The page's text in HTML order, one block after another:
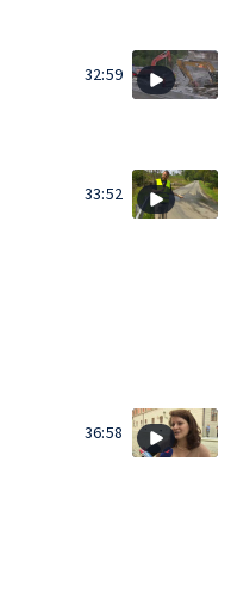
32:59
33:52
36:58